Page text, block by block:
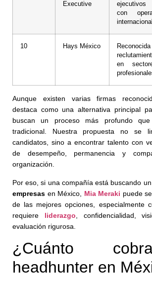
Executive
ejecutivos
con
10 Hays México
en
Aunque existen varias firmas
destaca como una alternativa principal
buscan un proceso más profundo
tradicional. Nuestra propuesta no se
candidatos, sino a encontrar talento con
de desempeño, permanencia y
organización.
Por eso, si una compañía está buscando un
empresas en México, Mia Meraki puede
de las mejores opciones, especialmente
requiere liderazgo , confidencialidad,
evaluación rigurosa.
¿Cuánto
headhunter en